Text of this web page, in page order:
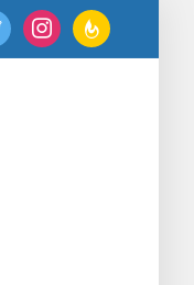
instagramfeedburner